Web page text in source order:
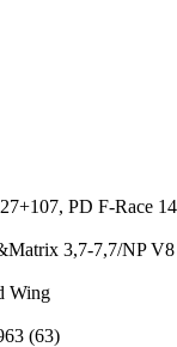
PD F-Race
3,7-7,7/NP V8
Wing
(63)